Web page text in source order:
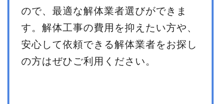
ので、最適な解体業者選びができま
す。解体工事の費用を抑えたい方や、
安心して依頼できる解体業者をお探し
の方はぜひご利用ください。